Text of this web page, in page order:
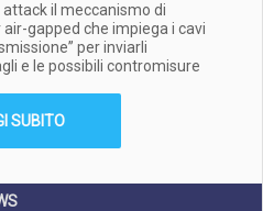
il meccanismo di
gapped che impiega i cavi
per inviarli
e le possibili contromisure
SUBITO